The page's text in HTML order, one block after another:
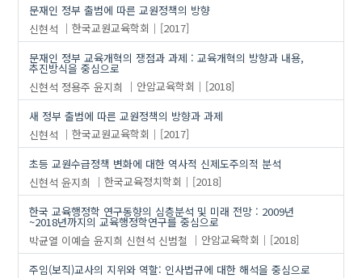
문재인 정부 출범에 따른 교원정책의 방향
신현석
한국교원교육학회
[2017]
문재인 정부 교육개혁의 쟁점과 과제 : 교육개혁의 방향과 내용,
추진방식을 중심으로
신현석 정용주 윤지희 안암교육학회
[2018]
새 정부 출범에 따른 교원정책의 방향과 과제
신현석
한국교원교육학회
[2017]
초등 교원수급정책 변화에 대한 역사적 신제도주의적 분석
신현석 윤지희 한국교육정치학회
[2018]
한국 교육행정학 연구동향의 심층분석 및 미래 전망 : 2009년
~2018년까지의 교육행정학연구를 중심으로
박균열 이예슬 윤지희 신현석 신범철 안암교육학회
[2018]
주임(보직)교사의 지위와 역할: 인사법규에 대한 해석을 중심으로